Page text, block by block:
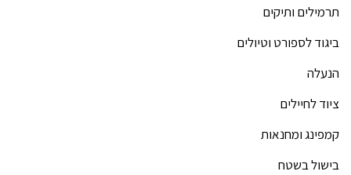
תרמילים ותיקים
ביגוד לספורט וטיולים
הנעלה
ציוד לחיילים
קמפינג ומחנאות
בישול בשטח